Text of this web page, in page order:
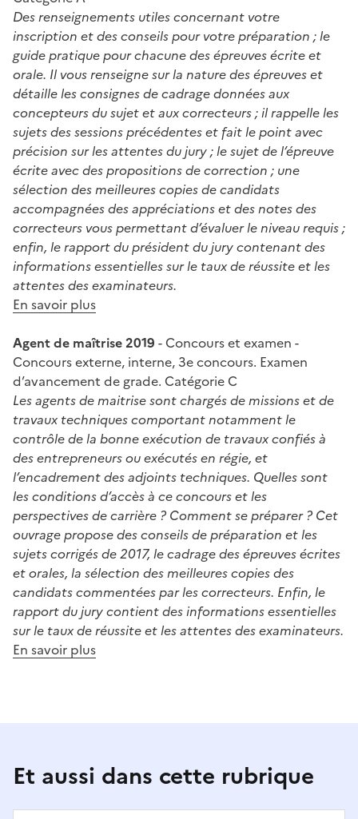
Des renseignements utiles concernant votre
inscription et des conseils pour votre préparation ; le
guide pratique pour chacune des épreuves écrite et
orale. Il vous renseigne sur la nature des épreuves et
détaille les consignes de cadrage données aux
concepteurs du sujet et aux correcteurs ; il rappelle les
sujets des sessions précédentes et fait le point avec
précision sur les attentes du jury ; le sujet de l’épreuve
écrite avec des propositions de correction ; une
sélection des meilleures copies de candidats
accompagnées des appréciations et des notes des
correcteurs vous permettant d’évaluer le niveau requis ;
enfin, le rapport du président du jury contenant des
informations essentielles sur le taux de réussite et les
attentes des examinateurs.
En savoir plus
Agent de maîtrise 2019 - Concours et examen -
Concours externe, interne, 3e concours. Examen
d’avancement de grade. Catégorie C
Les agents de maitrise sont chargés de missions et de
travaux techniques comportant notamment le
contrôle de la bonne exécution de travaux confiés à
des entrepreneurs ou exécutés en régie, et
l’encadrement des adjoints techniques. Quelles sont
les conditions d’accès à ce concours et les
perspectives de carrière ? Comment se préparer ? Cet
ouvrage propose des conseils de préparation et les
sujets corrigés de 2017, le cadrage des épreuves écrites
et orales, la sélection des meilleures copies des
candidats commentées par les correcteurs. Enfin, le
rapport du jury contient des informations essentielles
sur le taux de réussite et les attentes des examinateurs.
En savoir plus
Et aussi dans cette rubrique